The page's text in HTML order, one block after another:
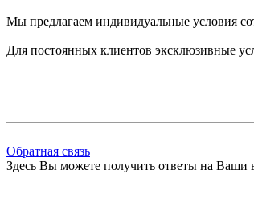
Мы предлагаем индивидуальные условия
Для постоянных клиентов эксклюзивные
Обратная связь
Здесь Вы можете получить ответы на Ваши